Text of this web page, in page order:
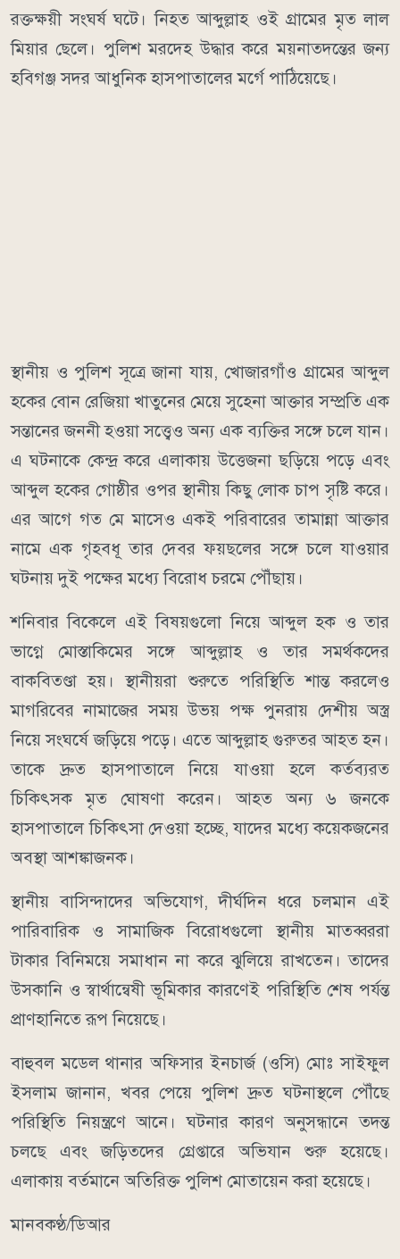
রক্তক্ষয়ী সংঘর্ষ ঘটে। নিহত আব্দুল্লাহ ওই গ্রামের মৃত লাল
মিয়ার ছেলে। পুলিশ মরদেহ উদ্ধার করে ময়নাতদন্তের জন্য
হবিগঞ্জ সদর আধুনিক হাসপাতালের মর্গে পাঠিয়েছে।
স্থানীয় ও পুলিশ সূত্রে জানা যায়, খোজারগাঁও গ্রামের আব্দুল
হকের বোন রেজিয়া খাতুনের মেয়ে সুহেনা আক্তার সম্প্রতি এক
সন্তানের জননী হওয়া সত্ত্বেও অন্য এক ব্যক্তির সঙ্গে চলে যান।
এ ঘটনাকে কেন্দ্র করে এলাকায় উত্তেজনা ছড়িয়ে পড়ে এবং
আব্দুল হকের গোষ্ঠীর ওপর স্থানীয় কিছু লোক চাপ সৃষ্টি করে।
এর আগে গত মে মাসেও একই পরিবারের তামান্না আক্তার
নামে এক গৃহবধূ তার দেবর ফয়ছলের সঙ্গে চলে যাওয়ার
ঘটনায় দুই পক্ষের মধ্যে বিরোধ চরমে পৌঁছায়।
শনিবার বিকেলে এই বিষয়গুলো নিয়ে আব্দুল হক ও তার
ভাগ্নে মোস্তাকিমের সঙ্গে আব্দুল্লাহ ও তার সমর্থকদের
বাকবিতণ্ডা হয়। স্থানীয়রা শুরুতে পরিস্থিতি শান্ত করলেও
মাগরিবের নামাজের সময় উভয় পক্ষ পুনরায় দেশীয় অস্ত্র
নিয়ে সংঘর্ষে জড়িয়ে পড়ে। এতে আব্দুল্লাহ গুরুতর আহত হন।
তাকে দ্রুত হাসপাতালে নিয়ে যাওয়া হলে কর্তব্যরত
চিকিৎসক মৃত ঘোষণা করেন। আহত অন্য ৬ জনকে
হাসপাতালে চিকিৎসা দেওয়া হচ্ছে, যাদের মধ্যে কয়েকজনের
অবস্থা আশঙ্কাজনক।
স্থানীয় বাসিন্দাদের অভিযোগ, দীর্ঘদিন ধরে চলমান এই
পারিবারিক ও সামাজিক বিরোধগুলো স্থানীয় মাতব্বররা
টাকার বিনিময়ে সমাধান না করে ঝুলিয়ে রাখতেন। তাদের
উসকানি ও স্বার্থান্বেষী ভূমিকার কারণেই পরিস্থিতি শেষ পর্যন্ত
প্রাণহানিতে রূপ নিয়েছে।
বাহুবল মডেল থানার অফিসার ইনচার্জ (ওসি) মোঃ সাইফুল
ইসলাম জানান, খবর পেয়ে পুলিশ দ্রুত ঘটনাস্থলে পৌঁছে
পরিস্থিতি নিয়ন্ত্রণে আনে। ঘটনার কারণ অনুসন্ধানে তদন্ত
চলছে এবং জড়িতদের গ্রেপ্তারে অভিযান শুরু হয়েছে।
এলাকায় বর্তমানে অতিরিক্ত পুলিশ মোতায়েন করা হয়েছে।
মানবকণ্ঠ/ডিআর